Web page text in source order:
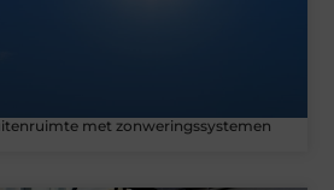
met zonweringssystemen